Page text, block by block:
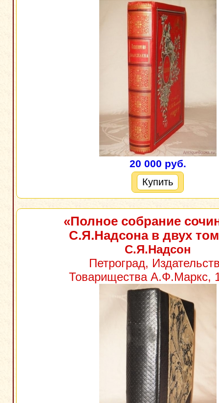
20 000 руб.
Купить
«Полное собрание
С.Я.Надсона в двух
С.Я.Надсон
Петроград,
Товарищества А.Ф.Маркс,